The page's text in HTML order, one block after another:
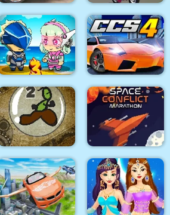
Bike Stunt Racing
Game 2021
Mouse 2 Player Moto
Racing
Metal Army War 3 City Car Stunt 4
BubbleQuod 2 Space Conflict